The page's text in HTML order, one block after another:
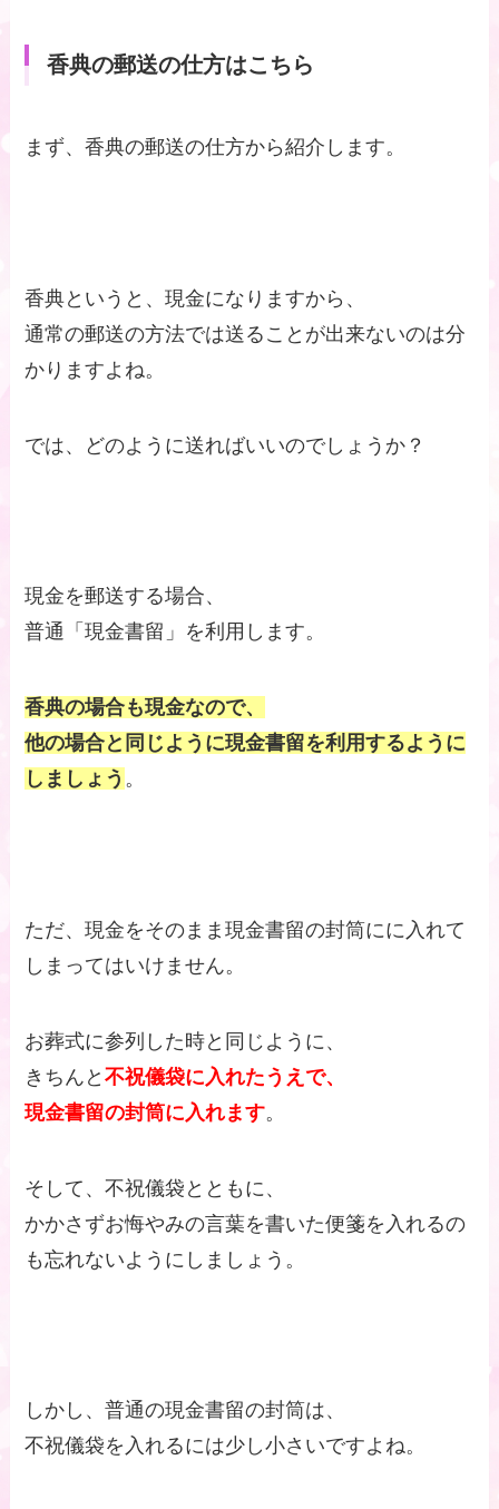
香典の郵送の仕方はこちら
まず、香典の郵送の仕方から紹介します。
香典というと、現金になりますから、
通常の郵送の方法では送ることが出来ないのは分
かりますよね。
では、どのように送ればいいのでしょうか？
現金を郵送する場合、
普通「現金書留」を利用します。
香典の場合も現金なので、
他の場合と同じように現金書留を利用するように
しましょう 。
ただ、現金をそのまま現金書留の封筒にに入れて
しまってはいけません。
お葬式に参列した時と同じように、
きちんと不祝儀袋に入れたうえで、
現金書留の封筒に入れます。
そして、不祝儀袋とともに、
かかさずお悔やみの言葉を書いた便箋を入れるの
も忘れないようにしましょう。
しかし、普通の現金書留の封筒は、
不祝儀袋を入れるには少し小さいですよね。